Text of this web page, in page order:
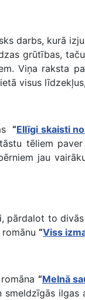
darbs, kurā
grūtības,
Viņa raksta
visus
“Ellīgi skaisti
tēliem
jau
to divās
“Viss
“Melnā